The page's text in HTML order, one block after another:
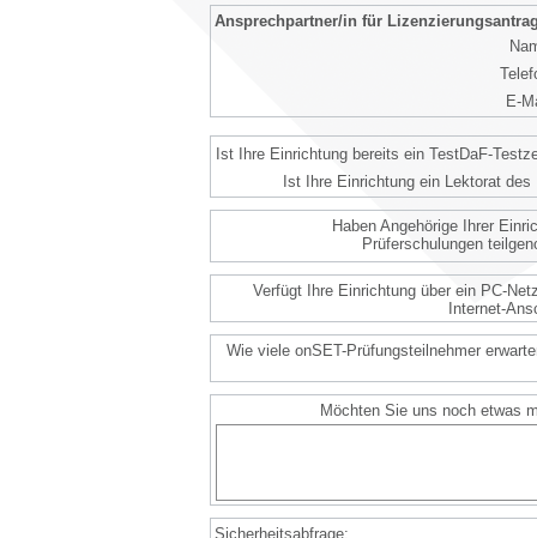
Ansprechpartner/in für
E-
Ist Ihre Einrichtung bereits ein TestDaF-
Ist Ihre Einrichtung ein Lektorat des
Haben Angehörige Ihrer
Prüferschulungen
Verfügt Ihre Einrichtung über ein PC-
Internet-
Wie viele onSET-Prüfungsteilnehmer
Möchten Sie uns noch etwas
Sicherheitsabfrage: